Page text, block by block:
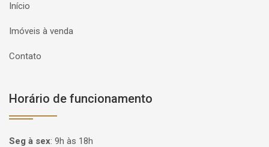
Início
Imóveis à venda
Contato
Horário de funcionamento
Seg à sex: 9h às 18h